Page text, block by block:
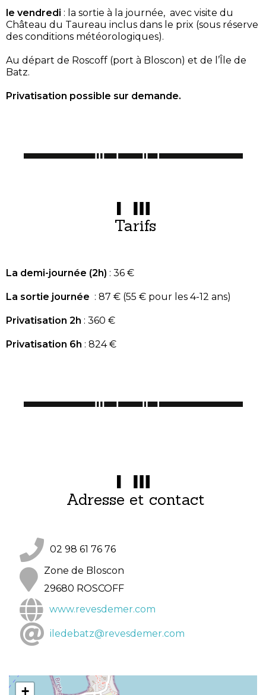
le vendredi : la sortie à la journée, avec visite du
Château du Taureau inclus dans le prix (sous réserve
des conditions météorologiques).
Au départ de Roscoff (port à Bloscon) et de l’Île de
Batz.
Privatisation possible sur demande.
Tarifs
La demi-journée (2h) : 36 €
La sortie journée : 87 € (55 € pour les 4-12 ans)
Privatisation 2h : 360 €
Privatisation 6h : 824 €
Adresse et contact
02 98 61 76 76
Zone de Bloscon
29680 ROSCOFF
www.revesdemer.com
iledebatz@revesdemer.com
+